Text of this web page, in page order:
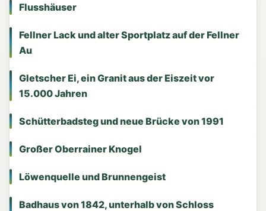
Flusshäuser
Fellner Lack und alter Sportplatz auf der Fellner
Au
Gletscher Ei, ein Granit aus der Eiszeit vor
15.000 Jahren
Schütterbadsteg und neue Brücke von 1991
Großer Oberrainer Knogel
Löwenquelle und Brunnengeist
Badhaus von 1842, unterhalb von Schloss